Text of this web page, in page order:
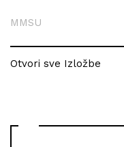
MMSU
Otvori sve Izložbe